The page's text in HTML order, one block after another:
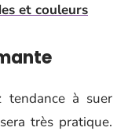
et couleurs
tendance à suer
très pratique.